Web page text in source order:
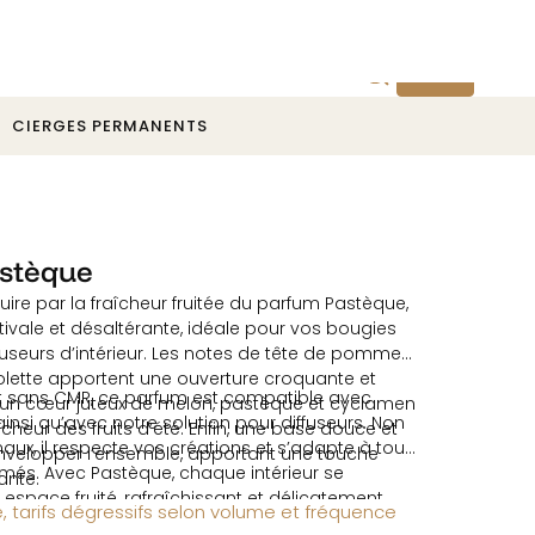
CIERGES PERMANENTS
par la fraîcheur fruitée du parfum Pastèque,
et désaltérante, idéale pour vos bougies
d’intérieur. Les notes de tête de pomme
apportent une ouverture croquante et
cœur juteux de melon, pastèque et cyclamen
des fruits d’été. Enfin, une base douce et
l’ensemble, apportant une touche
sans CMR, ce parfum est compatible avec
qu’avec notre solution pour diffuseurs. Non
il respecte vos créations et s’adapte à tous
Avec Pastèque, chaque intérieur se
fruité, rafraîchissant et délicatement
joyeuse et ensoleillée des beaux
tarifs dégressifs selon volume et fréquence